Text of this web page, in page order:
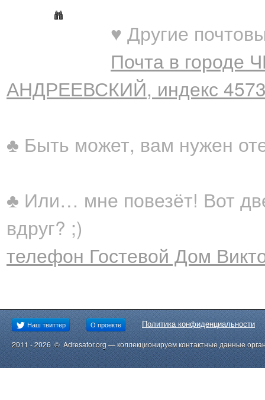
♥ Другие
Почта в городе
АНДРЕЕВСКИЙ, индекс
♣ Быть может, вам нужен
♣ Или… мне повезёт! Вот
вдруг? ;)
телефон Гостевой Дом
Наш твиттер О проекте Политика конфиденциальности
2011 - 2026 © Adresator.org — коллекционируем контактные данные